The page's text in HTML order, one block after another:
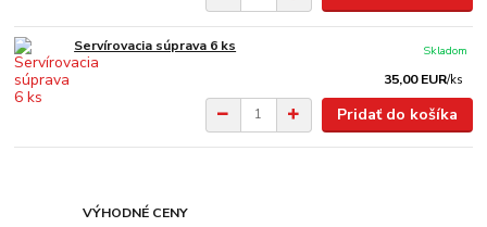
Servírovacia súprava 6 ks
35,00 EUR/ks
Skladom
Pridať do košíka
VÝHODNÉ CENY